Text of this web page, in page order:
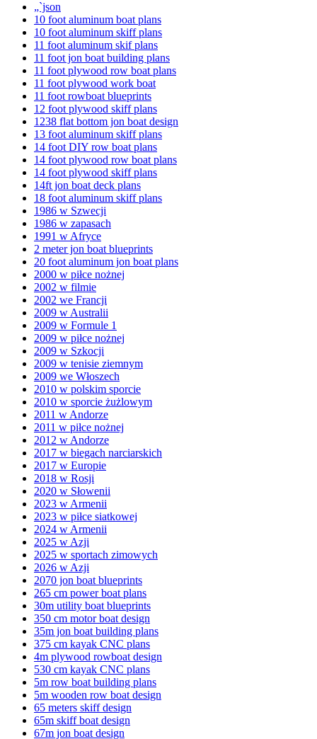
„`json
10 foot aluminum boat plans
10 foot aluminum skiff plans
11 foot aluminum skif plans
11 foot jon boat building plans
11 foot plywood row boat plans
11 foot plywood work boat
11 foot rowboat blueprints
12 foot plywood skiff plans
1238 flat bottom jon boat design
13 foot aluminum skiff plans
14 foot DIY row boat plans
14 foot plywood row boat plans
14 foot plywood skiff plans
14ft jon boat deck plans
18 foot aluminum skiff plans
1986 w Szwecji
1986 w zapasach
1991 w Afryce
2 meter jon boat blueprints
20 foot aluminum jon boat plans
2000 w piłce nożnej
2002 w filmie
2002 we Francji
2009 w Australii
2009 w Formule 1
2009 w piłce nożnej
2009 w Szkocji
2009 w tenisie ziemnym
2009 we Włoszech
2010 w polskim sporcie
2010 w sporcie żużlowym
2011 w Andorze
2011 w piłce nożnej
2012 w Andorze
2017 w biegach narciarskich
2017 w Europie
2018 w Rosji
2020 w Słowenii
2023 w Armenii
2023 w piłce siatkowej
2024 w Armenii
2025 w Azji
2025 w sportach zimowych
2026 w Azji
2070 jon boat blueprints
265 cm power boat plans
30m utility boat blueprints
350 cm motor boat design
35m jon boat building plans
375 cm kayak CNC plans
4m plywood rowboat design
530 cm kayak CNC plans
5m row boat building plans
5m wooden row boat design
65 meters skiff design
65m skiff boat design
67m jon boat design